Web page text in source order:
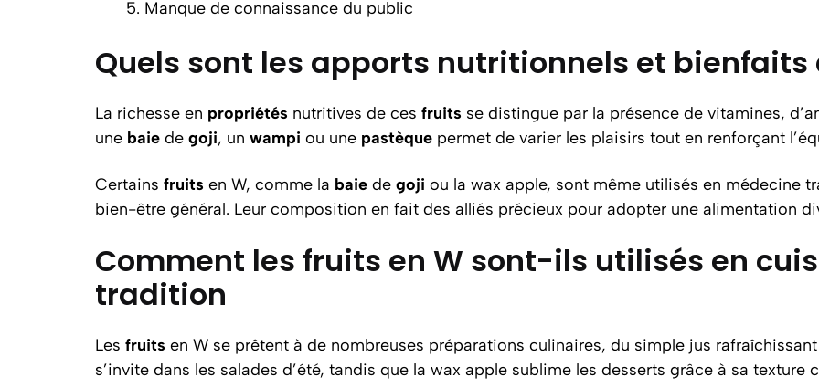
Manque de connaissance du public
Quels sont les apports nutritionnels et bienfaits
La richesse en propriétés nutritives de ces fruits se distingue par la présence de vitamines,
une baie de goji, un wampi ou une pastèque permet de varier les plaisirs tout en renforçant
Certains fruits en W, comme la baie de goji ou la wax apple, sont même utilisés en médecine
bien-être général. Leur composition en fait des alliés précieux pour adopter une alimentation
Comment les fruits en W sont-ils utilisés en
tradition
Les fruits en W se prêtent à de nombreuses préparations culinaires, du simple jus
s’invite dans les salades d’été, tandis que la wax apple sublime les desserts grâce à sa texture